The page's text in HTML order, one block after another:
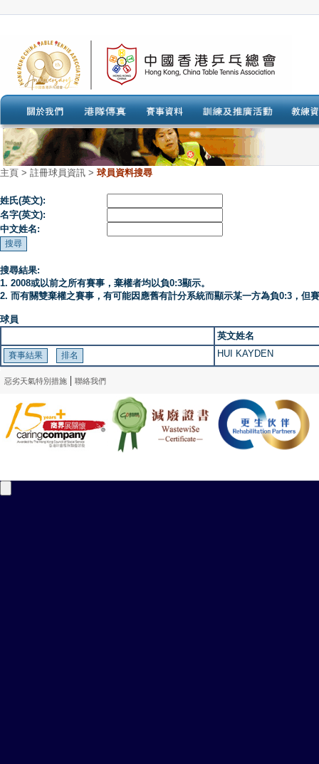
主頁 > 註冊球員資訊 > 球員資料搜尋
姓氏(英文):
名字(英文):
中文姓名:
搜尋結果:
1. 2008或以前之所有賽事，棄權者均以負0:3顯示。
2. 而有關雙棄權之賽事，有可能因應舊有計分系統而顯示某一方為負0:3，但
球員
英文姓名
HUI KAYDEN